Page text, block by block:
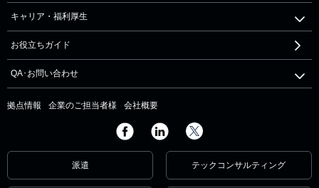
キャリア・福利厚生
お役立ちガイド
QA･お問い合わせ
拠点情報 企業のご担当者様 会社概要
派遣 テックコンサルティング